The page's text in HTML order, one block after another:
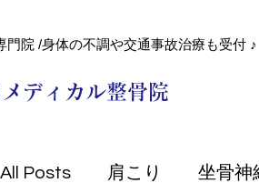
院 /身体の不調や交通事故治療も受付 ♪
メディカル整骨院
All Posts 肩こり 坐骨神